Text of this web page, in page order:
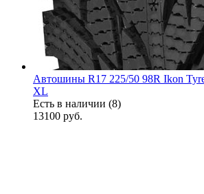
Автошины R17 225/50 98R Ikon
XL
Есть в наличии (8)
13100 руб.